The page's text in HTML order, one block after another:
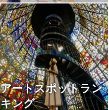
アートスポットラン
キング